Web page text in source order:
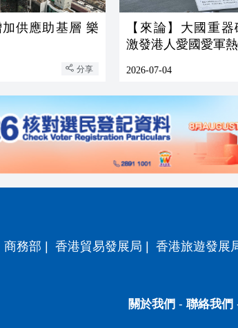
供應助基層 樂
分享
【來論】大國重
激發港人愛國愛軍
2026-07-04
商務部 香港貿易發展局 香港旅遊發展
關於我們 - 聯絡我們